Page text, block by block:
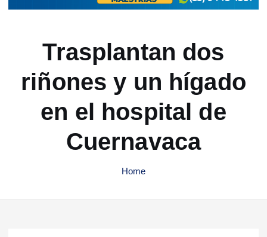
Trasplantan dos
riñones y un hígado
en el hospital de
Cuernavaca
Home